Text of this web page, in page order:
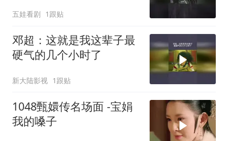
五娃看剧 1跟贴
邓超：这就是我这辈子最
硬气的几个小时了
新大陆影视 1跟贴
1048甄嬛传名场面 -宝娟
我的嗓子